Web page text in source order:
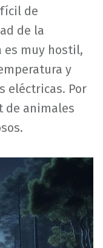
de
de la
es muy hostil,
y
eléctricas. Por
de animales